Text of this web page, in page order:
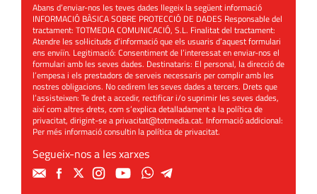
Abans d’enviar-nos les teves dades llegeix la següent informació
INFORMACIÓ BÀSICA SOBRE PROTECCIÓ DE DADES Responsable del
tractament: TOTMEDIA COMUNICACIÓ, S.L. Finalitat del tractament:
Atendre les sol·licituds d’informació que els usuaris d’aquest formulari
ens enviïn. Legitimació: Consentiment de l’interessat en enviar-nos el
formulari amb les seves dades. Destinataris: El personal, la direcció de
l’empesa i els prestadors de serveis necessaris per complir amb les
nostres obligacions. No cedirem les seves dades a tercers. Drets que
l’assisteixen: Te dret a accedir, rectificar i/o suprimir les seves dades,
així com altres drets, com s’explica detalladament a la política de
privacitat, dirigint-se aprivacitat@totmedia.cat. Informació addicional:
Per més informació consultin lapolítica de privacitat.
Segueix-nos a les xarxes